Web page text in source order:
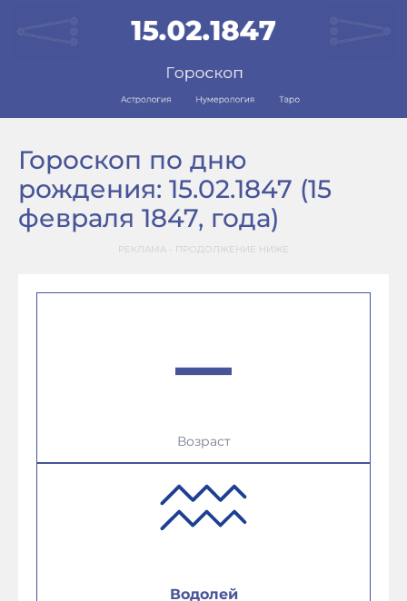
Гороскоп по дню
рождения: 15.02.1847 (15
февраля 1847, года)
РЕКЛАМА - ПРОДОЛЖЕНИЕ НИЖЕ
–
Возраст
Водолей